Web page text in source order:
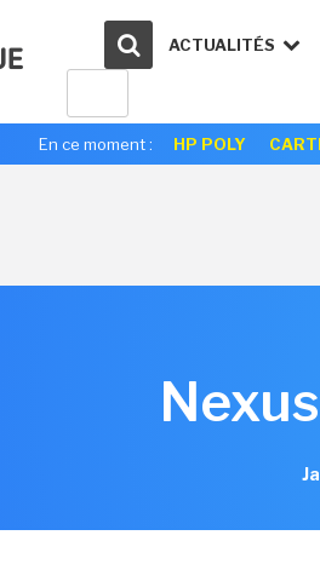
ACTUALITÉS
En ce moment : HP POLY